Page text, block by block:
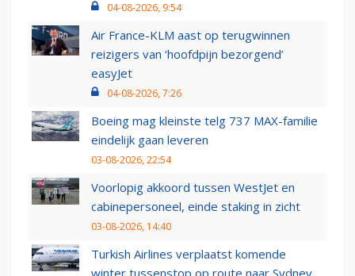
04-08-2026, 9:54
Air France-KLM aast op terugwinnen
reizigers van ‘hoofdpijn bezorgend’
easyJet
04-08-2026, 7:26
Boeing mag kleinste telg 737 MAX-familie
eindelijk gaan leveren
03-08-2026, 22:54
Voorlopig akkoord tussen WestJet en
cabinepersoneel, einde staking in zicht
03-08-2026, 14:40
Turkish Airlines verplaatst komende